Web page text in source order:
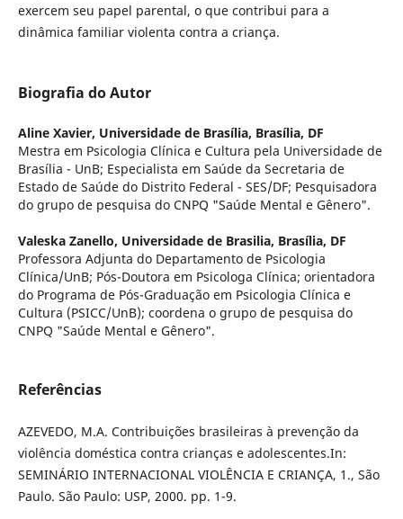
exercem seu papel parental, o que contribui para a
dinâmica familiar violenta contra a criança.
Biografia do Autor
Aline Xavier, Universidade de Brasília, Brasília, DF
Mestra em Psicologia Clínica e Cultura pela Universidade de
Brasília - UnB; Especialista em Saúde da Secretaria de
Estado de Saúde do Distrito Federal - SES/DF; Pesquisadora
do grupo de pesquisa do CNPQ "Saúde Mental e Gênero".
Valeska Zanello, Universidade de Brasilia, Brasília, DF
Professora Adjunta do Departamento de Psicologia
Clínica/UnB; Pós-Doutora em Psicologa Clínica; orientadora
do Programa de Pós-Graduação em Psicologia Clínica e
Cultura (PSICC/UnB); coordena o grupo de pesquisa do
CNPQ "Saúde Mental e Gênero".
Referências
AZEVEDO, M.A. Contribuições brasileiras à prevenção da
violência doméstica contra crianças e adolescentes.In:
SEMINÁRIO INTERNACIONAL VIOLÊNCIA E CRIANÇA, 1., São
Paulo. São Paulo: USP, 2000. pp. 1-9.